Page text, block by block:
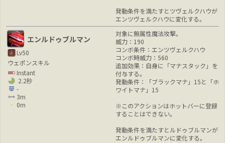
発動条件を満たすとツヴェルクハウが
エンツヴェルクハウに変化する。
エンルドゥブルマン
Lv50
ウェポンスキル
Instant
2.2秒
-
3m
0m
対象に無属性魔法攻撃。
威力：190
コンボ条件：エンツヴェルクハウ
コンボ時威力：560
追加効果：自身に「マナスタック」を
付与する。
発動条件：「ブラックマナ」15と「ホ
ワイトマナ」15
※このアクションはホットバーに登録
することはできない。
発動条件を満たすとルドゥブルマンが
エンルドゥブルマンに変化する。